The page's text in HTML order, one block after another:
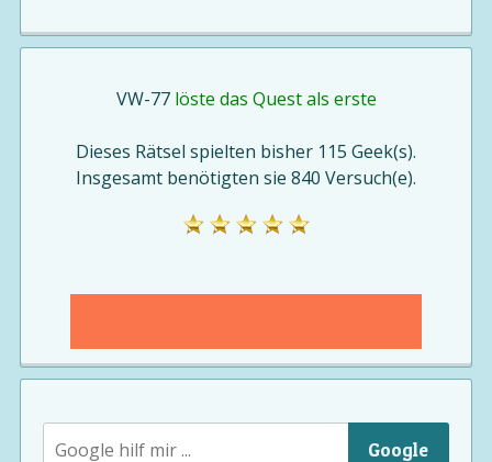
VW-77löste das Quest als erste
Dieses Rätsel spielten bisher 115 Geek(s).
Insgesamt benötigten sie 840 Versuch(e).
Google